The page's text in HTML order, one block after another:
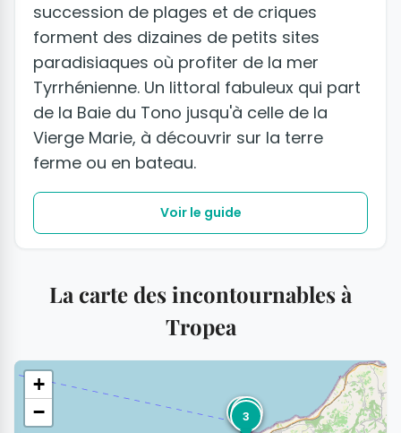
succession de plages et de criques
forment des dizaines de petits sites
paradisiaques où profiter de la mer
Tyrrhénienne. Un littoral fabuleux qui part
de la Baie du Tono jusqu'à celle de la
Vierge Marie, à découvrir sur la terre
ferme ou en bateau.
Voir le guide
La carte des incontournables à
Tropea
12
3
+
−